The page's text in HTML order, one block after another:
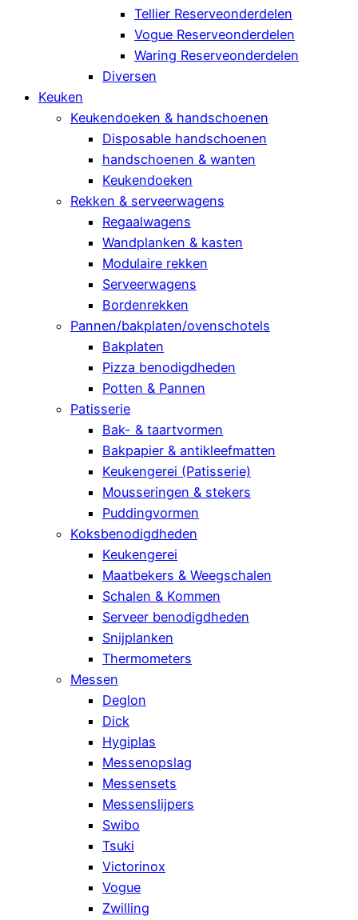
Tellier Reserveonderdelen
Vogue Reserveonderdelen
Waring Reserveonderdelen
Diversen
Keuken
Keukendoeken & handschoenen
Disposable handschoenen
handschoenen & wanten
Keukendoeken
Rekken & serveerwagens
Regaalwagens
Wandplanken & kasten
Modulaire rekken
Serveerwagens
Bordenrekken
Pannen/bakplaten/ovenschotels
Bakplaten
Pizza benodigdheden
Potten & Pannen
Patisserie
Bak- & taartvormen
Bakpapier & antikleefmatten
Keukengerei (Patisserie)
Mousseringen & stekers
Puddingvormen
Koksbenodigdheden
Keukengerei
Maatbekers & Weegschalen
Schalen & Kommen
Serveer benodigdheden
Snijplanken
Thermometers
Messen
Deglon
Dick
Hygiplas
Messenopslag
Messensets
Messenslijpers
Swibo
Tsuki
Victorinox
Vogue
Zwilling